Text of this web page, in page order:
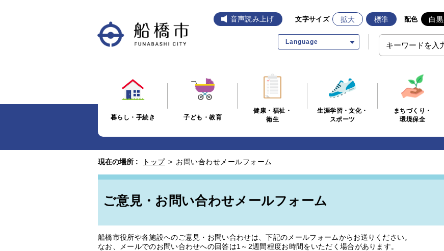
音声読み上げ 文字サイズ 拡大 標準 配色 白黒
Language
暮らし・手続き 子ども・教育
健康・福祉・
衛生
生涯学習・文化・
スポーツ
まちづくり・
環境保全
現在の場所 : トップ > お問い合わせメールフォーム
ご意見・お問い合わせメールフォーム
船橋市役所や各施設へのご意見・お問い合わせは、下記のメールフォームからお送りください。
なお、メールでのお問い合わせへの回答は1～2週間程度お時間をいただく場合があります。